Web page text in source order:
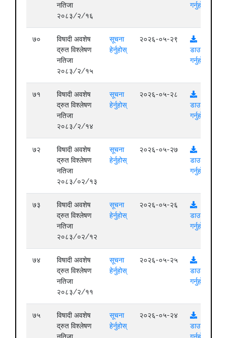
नतिजा
२०८३/२/१६
गर्नुहोस्
७०
विषादी अवशेष
द्रुत विश्लेषण
नतिजा
२०८३/२/१५
सूचना
हेर्नुहोस्
२०२६-०५-२९
डाउनलोड
गर्नुहोस्
७१
विषादी अवशेष
द्रुत विश्लेषण
नतिजा
२०८३/२/१४
सूचना
हेर्नुहोस्
२०२६-०५-२८
डाउनलोड
गर्नुहोस्
७२
विषादी अवशेष
द्रुत विश्लेषण
नतिजा
२०८३/०२/१३
सूचना
हेर्नुहोस्
२०२६-०५-२७
डाउनलोड
गर्नुहोस्
७३
विषादी अवशेष
द्रुत विश्लेषण
नतिजा
२०८३/०२/१२
सूचना
हेर्नुहोस्
२०२६-०५-२६
डाउनलोड
गर्नुहोस्
७४
विषादी अवशेष
द्रुत विश्लेषण
नतिजा
२०८३/२/११
सूचना
हेर्नुहोस्
२०२६-०५-२५
डाउनलोड
गर्नुहोस्
७५
विषादी अवशेष
द्रुत विश्लेषण
सूचना
हेर्नुहोस्
२०२६-०५-२४
डाउनलोड